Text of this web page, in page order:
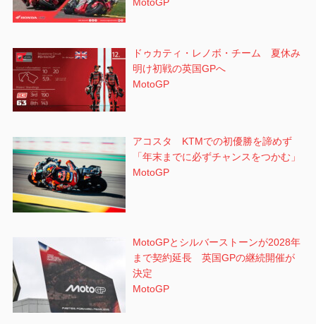
ドゥカティ・レノボ・チーム 夏休み
明け初戦の英国GPへ
MotoGP
アコスタ KTMでの初優勝を諦めず
「年末までに必ずチャンスをつかむ」
MotoGP
MotoGPとシルバーストーンが2028年
まで契約延長 英国GPの継続開催が
決定
MotoGP